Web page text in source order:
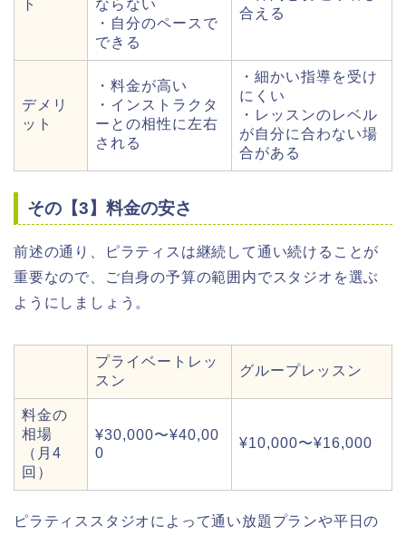
ト
ならない
・自分のペースで
できる
合える
デメリ
ット
・料金が高い
・インストラクタ
ーとの相性に左右
される
・細かい指導を受け
にくい
・レッスンのレベル
が自分に合わない場
合がある
その【3】料金の安さ
前述の通り、ピラティスは継続して通い続けることが
重要なので、ご自身の予算の範囲内でスタジオを選ぶ
ようにしましょう。
プライベートレッ
スン
グループレッスン
料金の
相場
（月4
回）
¥30,000〜¥40,00
0
¥10,000〜¥16,000
ピラティススタジオによって通い放題プランや平日の